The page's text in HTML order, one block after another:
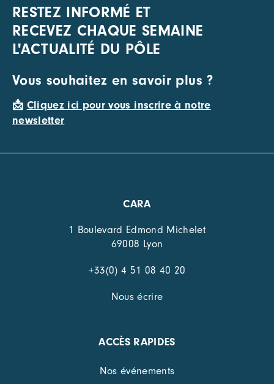
RESTEZ INFORMÉ ET
RECEVEZ CHAQUE SEMAINE
L'ACTUALITÉ DU PÔLE
Vous souhaitez en savoir plus ?
📩 Cliquez ici pour vous inscrire à notre
newsletter
CARA
1 Boulevard Edmond Michelet
69008 Lyon
+33(0) 4 51 08 40 20
Nous écrire
ACCÈS RAPIDES
Nos événements